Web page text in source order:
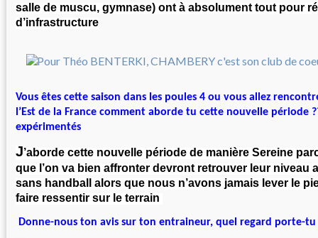
salle de muscu, gymnase) ont à absolument tout pour
d’infrastructure
Vous êtes cette saison dans les poules 4 ou vous allez
l’Est de la France comment aborde tu cette nouvelle période
expérimentés
J’aborde cette nouvelle période de manière Sereine
que l’on va bien affronter devront retrouver leur niveau
sans handball alors que nous n’avons jamais lever le
faire ressentir sur le terrain
Donne-nous ton avis sur ton entraineur, quel regard porte-tu